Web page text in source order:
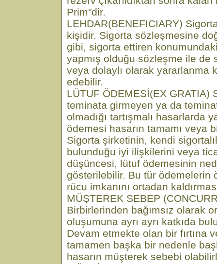
Prim"dir.
LEHDAR(BENEFICIARY)
kişidir. Sigorta sözleşmesine
gibi, sigorta ettiren
yapmış olduğu sözleşme ile de
veya dolaylı olarak yararlanma
edebilir.
LÜTUF ÖDEMESİ(EX GRATIA)
teminata girmeyen ya da
olmadığı tartışmalı hasarlarda
ödemesi hasarın tamamı veya
Sigorta şirketinin, kendi
bulunduğu iyi ilişkilerini veya
düşüncesi, lütuf ödemesinin
gösterilebilir. Bu tür ödemelerin
rücu imkanını ortadan
MÜŞTEREK SEBEP
Birbirlerinden bağımsız olarak
oluşumuna ayrı ayrı katkıda
Devam etmekte olan bir fırtına
tamamen başka bir nedenle
hasarın müşterek sebebi